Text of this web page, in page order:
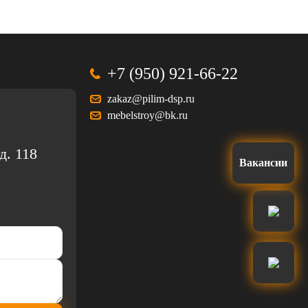
118
+7 (950) 921-66-22
zakaz@pilim-dsp.ru
mebelstroy@bk.ru
Вакансии